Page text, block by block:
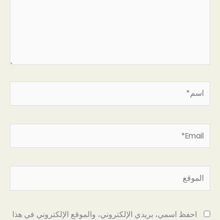
احفظ اسمي، بريدي الإلكتروني، والموقع الإلكتروني في هذا